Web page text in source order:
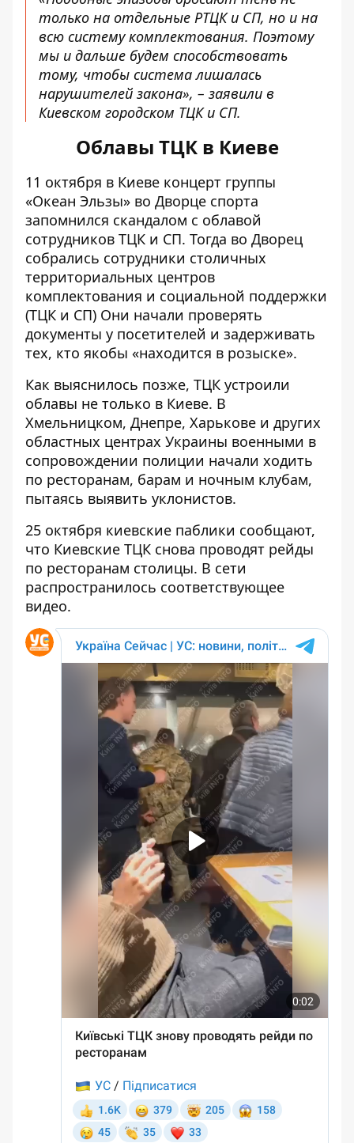
только на отдельные РТЦК и СП, но и на
всю систему комплектования. Поэтому
мы и дальше будем способствовать
тому, чтобы система лишалась
нарушителей закона», – заявили в
Киевском городском ТЦК и СП.
Облавы ТЦК в Киеве
11 октября в Киеве концерт группы
«Океан Эльзы» во Дворце спорта
запомнился скандалом с облавой
сотрудников ТЦК и СП. Тогда во Дворец
собрались сотрудники столичных
территориальных центров
комплектования и социальной поддержки
(ТЦК и СП) Они начали проверять
документы у посетителей и задерживать
тех, кто якобы «находится в розыске».
Как выяснилось позже, ТЦК устроили
облавы не только в Киеве. В
Хмельницком, Днепре, Харькове и других
областных центрах Украины военными в
сопровождении полиции начали ходить
по ресторанам, барам и ночным клубам,
пытаясь выявить уклонистов.
25 октября киевские паблики сообщают,
что Киевские ТЦК снова проводят рейды
по ресторанам столицы. В сети
распространилось соответствующее
видео.